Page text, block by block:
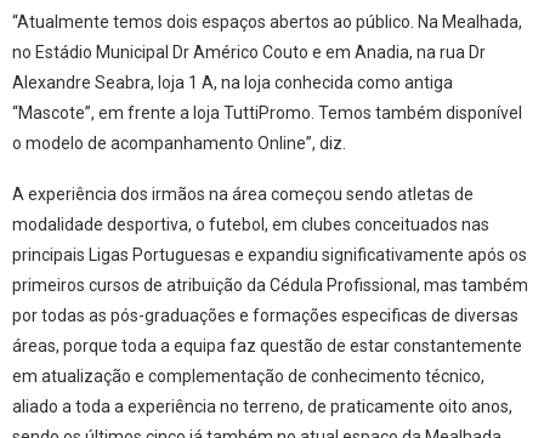
“Atualmente temos dois espaços abertos ao público. Na Mealhada,
no Estádio Municipal Dr Américo Couto e em Anadia, na rua Dr
Alexandre Seabra, loja 1 A, na loja conhecida como antiga
“Mascote”, em frente a loja TuttiPromo. Temos também disponível
o modelo de acompanhamento Online”, diz.
A experiência dos irmãos na área começou sendo atletas de
modalidade desportiva, o futebol, em clubes conceituados nas
principais Ligas Portuguesas e expandiu significativamente após os
primeiros cursos de atribuição da Cédula Profissional, mas também
por todas as pós-graduações e formações especificas de diversas
áreas, porque toda a equipa faz questão de estar constantemente
em atualização e complementação de conhecimento técnico,
aliado a toda a experiência no terreno, de praticamente oito anos,